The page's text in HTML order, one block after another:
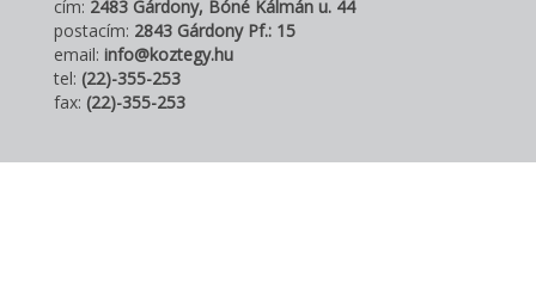
cím: 2483 Gárdony, Bóné Kálmán u. 44
postacím: 2843 Gárdony Pf.: 15
email: info@koztegy.hu
tel: (22)-355-253
fax: (22)-355-253